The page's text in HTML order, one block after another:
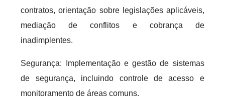
contratos, orientação sobre legislações aplicáveis,
mediação de conflitos e cobrança de
inadimplentes.
Segurança: Implementação e gestão de sistemas
de segurança, incluindo controle de acesso e
monitoramento de áreas comuns.